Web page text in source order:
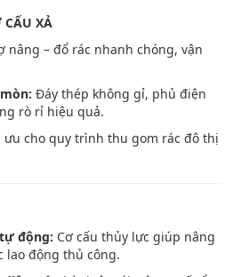
CẤU XẢ
nâng – đổ rác nhanh chóng, vận
Đáy thép không gỉ, phủ điện
rò rỉ hiệu quả.
ưu cho quy trình thu gom rác đô thị
động: Cơ cấu thủy lực giúp nâng
lao động thủ công.